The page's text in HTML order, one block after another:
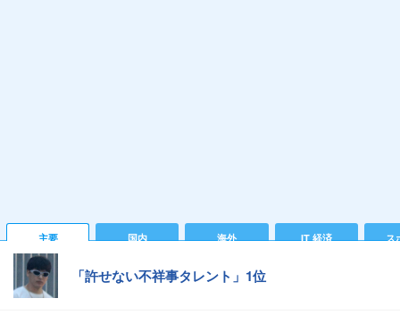
主要 国内 海外 IT 経済 ス
「許せない不祥事タレント」1位